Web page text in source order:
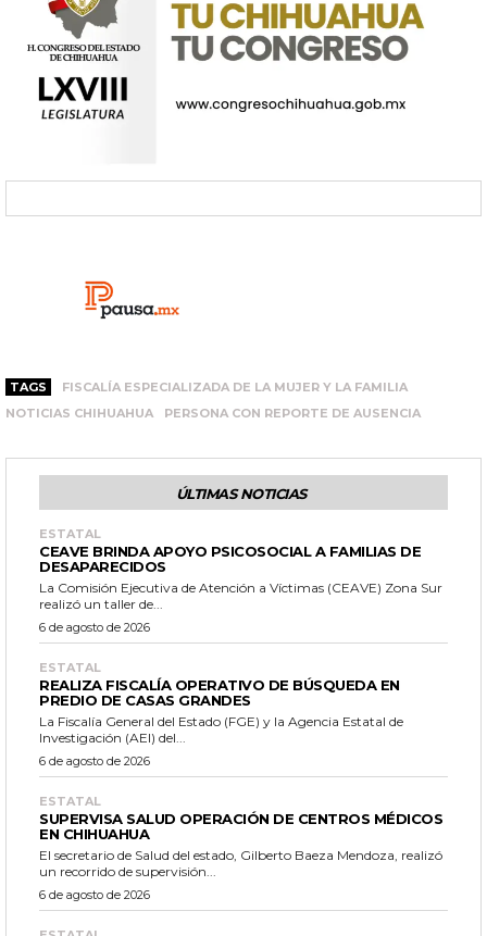
TAGS
FISCALÍA ESPECIALIZADA DE LA MUJER Y LA FAMILIA
NOTICIAS CHIHUAHUA
PERSONA CON REPORTE DE AUSENCIA
ÚLTIMAS NOTICIAS
ESTATAL
CEAVE BRINDA APOYO PSICOSOCIAL A FAMILIAS DE
DESAPARECIDOS
La Comisión Ejecutiva de Atención a Víctimas (CEAVE) Zona Sur
realizó un taller de...
6 de agosto de 2026
ESTATAL
REALIZA FISCALÍA OPERATIVO DE BÚSQUEDA EN
PREDIO DE CASAS GRANDES
La Fiscalía General del Estado (FGE) y la Agencia Estatal de
Investigación (AEI) del...
6 de agosto de 2026
ESTATAL
SUPERVISA SALUD OPERACIÓN DE CENTROS MÉDICOS
EN CHIHUAHUA
El secretario de Salud del estado, Gilberto Baeza Mendoza, realizó
un recorrido de supervisión...
6 de agosto de 2026